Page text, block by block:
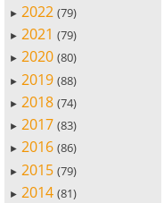
► 2022 (79)
► 2021 (79)
► 2020 (80)
► 2019 (88)
► 2018 (74)
► 2017 (83)
► 2016 (86)
► 2015 (79)
► 2014 (81)